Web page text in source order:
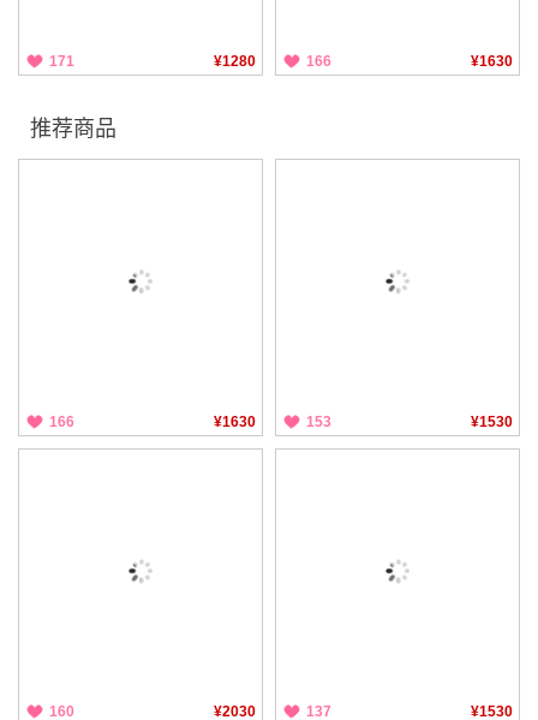
171 ¥1280 166 ¥1630
推荐商品
166 ¥1630 153 ¥1530
160 ¥2030 137 ¥1530